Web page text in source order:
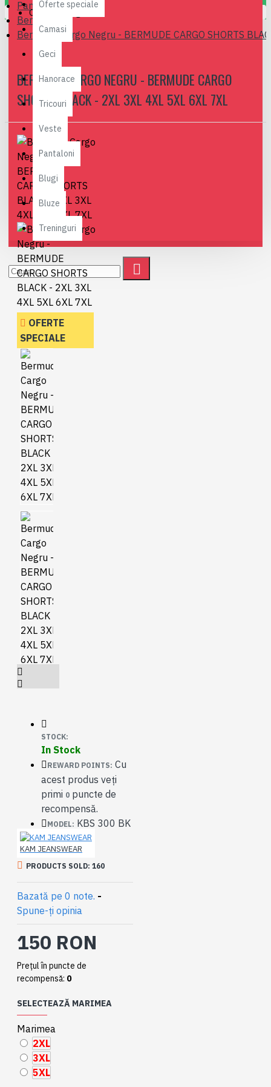
Coșul este gol!
Oferte speciale
Camasi
Geci
Hanorace
Tricouri
Veste
Pantaloni
Blugi
Bluze
Treninguri
Pantaloni
Bermude
Bermude Cargo Negru - BERMUDE CARGO SHORTS
BERMUDE CARGO NEGRU - BERMUDE CARGO
SHORTS BLACK - 2XL 3XL 4XL 5XL 6XL 7XL
OFERTE
SPECIALE
STOCK:
In Stock
REWARD POINTS: Cu
acest produs veți
primi 0 puncte de
recompensă.
MODEL: KBS 300 BK
KAM JEANSWEAR
PRODUCTS SOLD: 160
Bazată pe 0 note. -
Spune-ţi opinia
150 RON
Preţul în puncte de
recompensă: 0
SELECTEAZĂ MARIMEA
Marimea
2XL
3XL
5XL